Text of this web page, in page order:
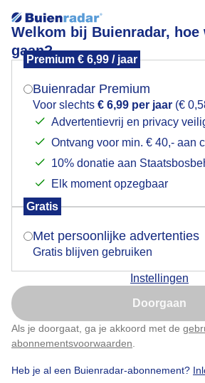
Welkom bij Buienradar,
gaan?
Premium € 6,99 / jaar
Buienradar Premium
Voor slechts € 6,99 per jaar (€
Advertentievrij en privacy
Ontvang voor min. € 40,- aan
10% donatie aan
Elk moment opzegbaar
Gratis
Met persoonlijke advertenties
Gratis blijven gebruiken
Instellingen
Doorgaan
Als je doorgaat, ga je akkoord met de
abonnementsvoorwaarden
Heb je al een Buienradar-abonnement?
Kleurrijke zonsondergang
Door: Henri Gemaakt: 17-06-2026, 109x
Mogen we je locatie
Indien je hier nog geen akkoord
verschijnt er zo een pop-up uit
Is goed, toon de
Nu niet, misschien
Klik hierom dit aan te